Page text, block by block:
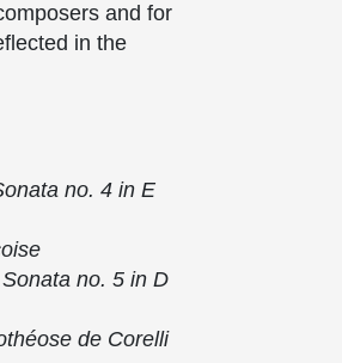
and for
in the
no. 4 in E
no. 5 in D
de Corelli